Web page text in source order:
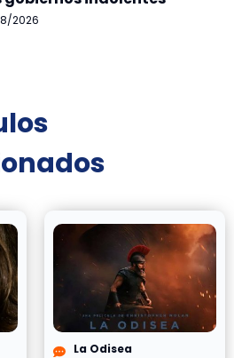
2026
La Odisea